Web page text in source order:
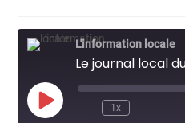
L'information locale
Play
Episode
1x